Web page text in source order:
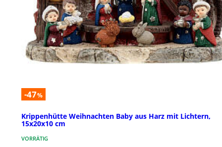
-47%
Krippenhütte Weihnachten Baby aus Harz mit Lichtern,
15x20x10 cm
VORRÄTIG